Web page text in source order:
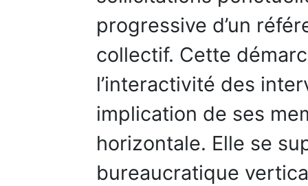
progressive d’un
collectif. Cette
l’interactivité des
implication de ses
horizontale. Elle se
bureaucratique